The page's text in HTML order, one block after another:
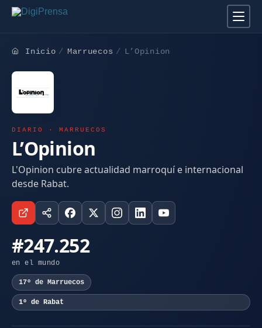
Inicio Marruecos L’Opinion
DIARIO · MARRUECOS
L’Opinion
L'Opinion cubre actualidad marroquí e internacional
desde Rabat.
#247.252
en el mundo
17º de Marruecos
1º de Rabat